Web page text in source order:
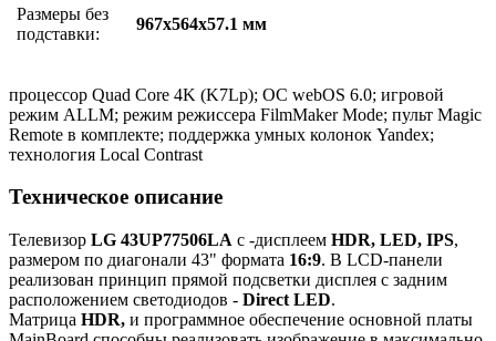
Размеры без
подставки:
967x564x57.1 мм
процессор Quad Core 4K (K7Lp); ОС webOS 6.0; игровой
режим ALLM; режим режиссера FilmMaker Mode; пульт Magic
Remote в комплекте; поддержка умных колонок Yandex;
технология Local Contrast
Техническое описание
Телевизор LG 43UP77506LA с -дисплеем HDR, LED, IPS,
размером по диагонали 43" формата 16:9. В LCD-панели
реализован принцип прямой подсветки дисплея с задним
расположением светодиодов - Direct LED.
Матрица HDR, и программное обеспечение основной платы